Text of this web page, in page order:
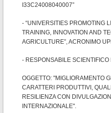
I33C24008040007”
- “UNIVERSITIES PROMOTING
TRAINING, INNOVATION AND
AGRICULTURE”, ACRONIMO
- RESPONSABILE SCIENTIFICO
OGGETTO: "MIGLIORAMENTO
CARATTERI PRODUTTIVI,
RESILIENZA CON
INTERNAZIONALE".